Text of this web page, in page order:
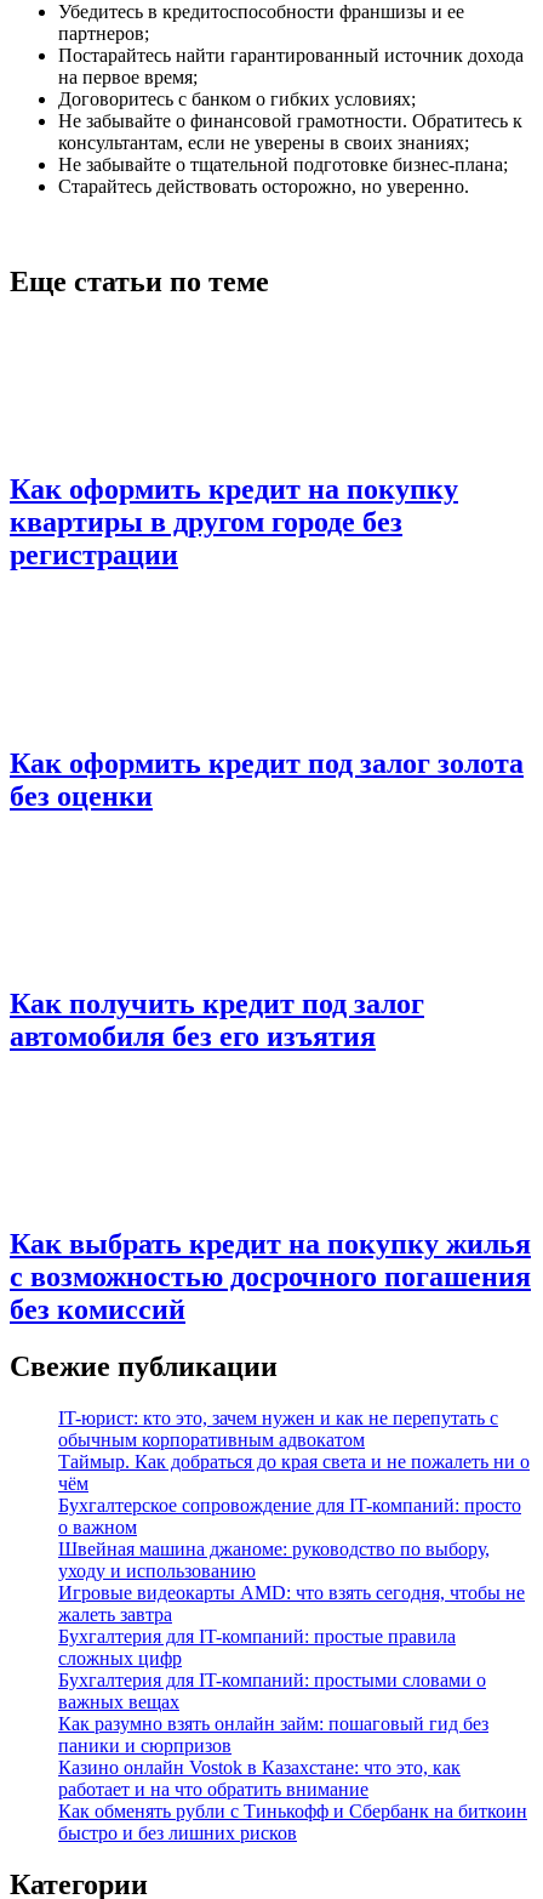
Убедитесь в кредитоспособности франшизы и ее
партнеров;
Постарайтесь найти гарантированный источник дохода
на первое время;
Договоритесь с банком о гибких условиях;
Не забывайте о финансовой грамотности. Обратитесь к
консультантам, если не уверены в своих знаниях;
Не забывайте о тщательной подготовке бизнес-плана;
Старайтесь действовать осторожно, но уверенно.
Еще статьи по теме
Как оформить кредит на покупку
квартиры в другом городе без
регистрации
Как оформить кредит под залог золота
без оценки
Как получить кредит под залог
автомобиля без его изъятия
Как выбрать кредит на покупку жилья
с возможностью досрочного погашения
без комиссий
Свежие публикации
IT-юрист: кто это, зачем нужен и как не перепутать с
обычным корпоративным адвокатом
Таймыр. Как добраться до края света и не пожалеть ни о
чём
Бухгалтерское сопровождение для IT-компаний: просто
о важном
Швейная машина джаноме: руководство по выбору,
уходу и использованию
Игровые видеокарты AMD: что взять сегодня, чтобы не
жалеть завтра
Бухгалтерия для IT-компаний: простые правила
сложных цифр
Бухгалтерия для IT-компаний: простыми словами о
важных вещах
Как разумно взять онлайн займ: пошаговый гид без
паники и сюрпризов
Казино онлайн Vostok в Казахстане: что это, как
работает и на что обратить внимание
Как обменять рубли с Тинькофф и Сбербанк на биткоин
быстро и без лишних рисков
Категории